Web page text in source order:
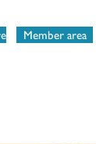
Member area